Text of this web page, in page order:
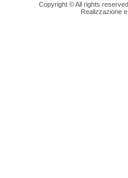
Copyright © All rights
Realizzazione